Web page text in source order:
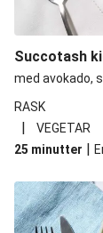
Succotash
med avokado,
RASK
|
VEGETAR
25 minutter |